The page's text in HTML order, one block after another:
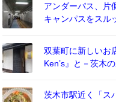
アンダーパス、片
キャンパスをスル
双葉町に新しいお
Ken’s』と－茨木
茨木市駅近く「ス